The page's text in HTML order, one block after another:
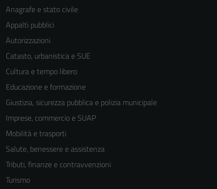
Anagrafe e stato civile
Appalti pubblici
Autorizzazioni
Catasto, urbanistica e SUE
Cultura e tempo libero
Educazione e formazione
Giustizia, sicurezza pubblica e polizia municipale
Imprese, commercio e SUAP
Mobilità e trasporti
Salute, benessere e assistenza
Tributi, finanze e contravvenzioni
Turismo